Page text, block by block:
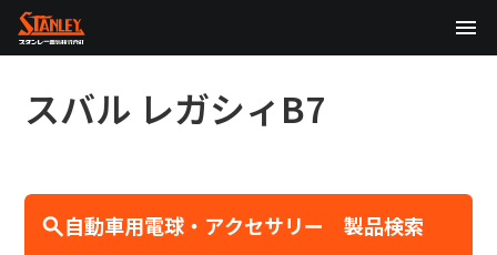
製品情報
テクノロジー
スバル レガシィB7
自動車用電球・アクセサリー 製品検索